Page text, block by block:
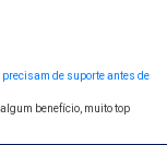
de suporte antes de
benefício, muito top